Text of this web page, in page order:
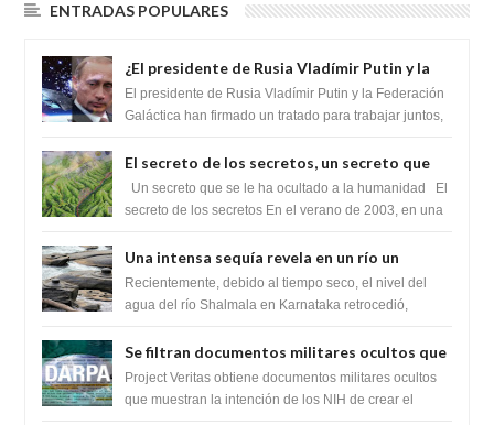
ENTRADAS POPULARES
¿El presidente de Rusia Vladímir Putin y la
Federación Galactica han firmado un
tratado para acabar con los Sionistas?
El presidente de Rusia Vladímir Putin y la Federación
Galáctica han firmado un tratado para trabajar juntos,
El secreto de los secretos, un secreto que
cambiaría por completo el destino de la
humanidad
Un secreto que se le ha ocultado a la humanidad El
secreto de los secretos En el verano de 2003, en una
Una intensa sequía revela en un río un
impresionante hallazgo de miles de Shiva
Lingas
Recientemente, debido al tiempo seco, el nivel del
agua del río Shalmala en Karnataka retrocedió,
Se filtran documentos militares ocultos que
muestran la intención de los NIH de crear el
SARS-CoV-2, utilizando la investigación de
Project Veritas obtiene documentos militares ocultos
que muestran la intención de los NIH de crear el